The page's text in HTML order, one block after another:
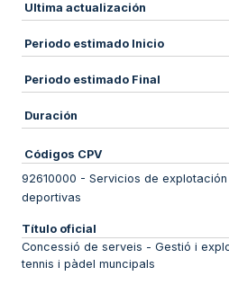
Ultima actualización
Periodo estimado Inicio
Periodo estimado Final
Duración
Códigos CPV
92610000 - Servicios de
deportivas
Título oficial
Concessió de serveis - Gestió i
tennis i pàdel muncipals